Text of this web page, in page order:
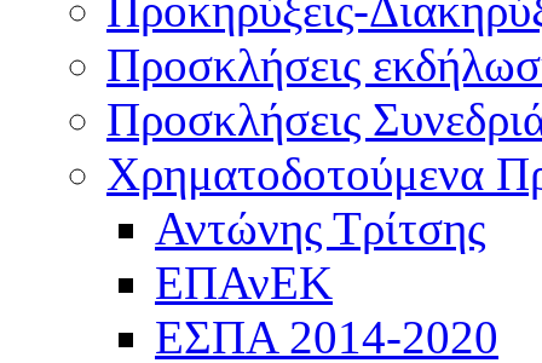
Προσκλήσεις
Προσκλήσεις
Χρηματοδοτούμενα
Αντώνης Τρίτσης
ΕΠΑνΕΚ
ΕΣΠΑ 2014-2020